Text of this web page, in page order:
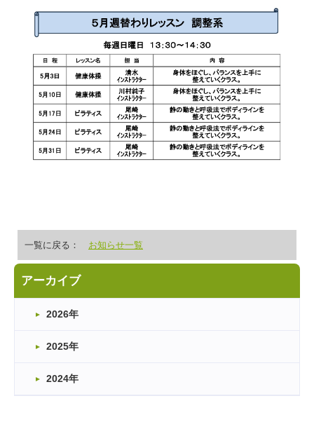
一覧に戻る： お知らせ一覧
アーカイブ
2026年
2025年
2024年